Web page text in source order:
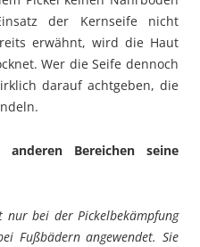
der Kernseife nicht
erwähnt, wird die Haut
Wer die Seife dennoch
darauf achtgeben, die
Bereichen seine
nur bei der Pickelbekämpfung
Fußbädern angewendet. Sie